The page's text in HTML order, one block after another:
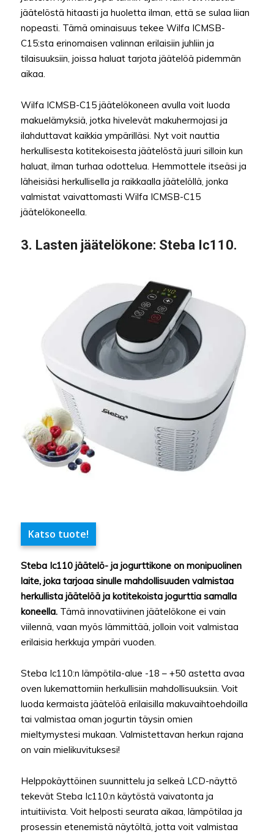
jäätelöstä hitaasti ja huoletta ilman, että se sulaa liian
nopeasti. Tämä ominaisuus tekee Wilfa ICMSB-
C15:sta erinomaisen valinnan erilaisiin juhliin ja
tilaisuuksiin, joissa haluat tarjota jäätelöä pidemmän
aikaa.
Wilfa ICMSB-C15 jäätelökoneen avulla voit luoda
makuelämyksiä, jotka hivelevät makuhermojasi ja
ilahduttavat kaikkia ympärilläsi. Nyt voit nauttia
herkullisesta kotitekoisesta jäätelöstä juuri silloin kun
haluat, ilman turhaa odottelua. Hemmottele itseäsi ja
läheisiäsi herkullisella ja raikkaalla jäätelöllä, jonka
valmistat vaivattomasti Wilfa ICMSB-C15
jäätelökoneella.
3. Lasten jäätelökone: Steba Ic110.
Katso tuote!
Steba Ic110 jäätelö- ja jogurttikone on monipuolinen
laite, joka tarjoaa sinulle mahdollisuuden valmistaa
herkullista jäätelöä ja kotitekoista jogurttia samalla
koneella. Tämä innovatiivinen jäätelökone ei vain
viilennä, vaan myös lämmittää, jolloin voit valmistaa
erilaisia herkkuja ympäri vuoden.
Steba Ic110:n lämpötila-alue -18 – +50 astetta avaa
oven lukemattomiin herkullisiin mahdollisuuksiin. Voit
luoda kermaista jäätelöä erilaisilla makuvaihtoehdoilla
tai valmistaa oman jogurtin täysin omien
mieltymystesi mukaan. Valmistettavan herkun rajana
on vain mielikuvituksesi!
Helppokäyttöinen suunnittelu ja selkeä LCD-näyttö
tekevät Steba Ic110:n käytöstä vaivatonta ja
intuitiivista. Voit helposti seurata aikaa, lämpötilaa ja
prosessin etenemistä näytöltä, jotta voit valmistaa